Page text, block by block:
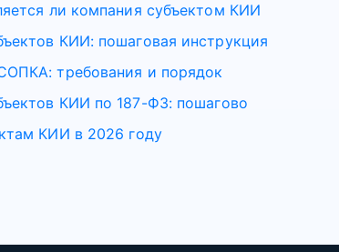
ли компания субъектом КИИ
КИИ: пошаговая инструкция
требования и порядок
КИИ по 187-ФЗ: пошагово
КИИ в 2026 году